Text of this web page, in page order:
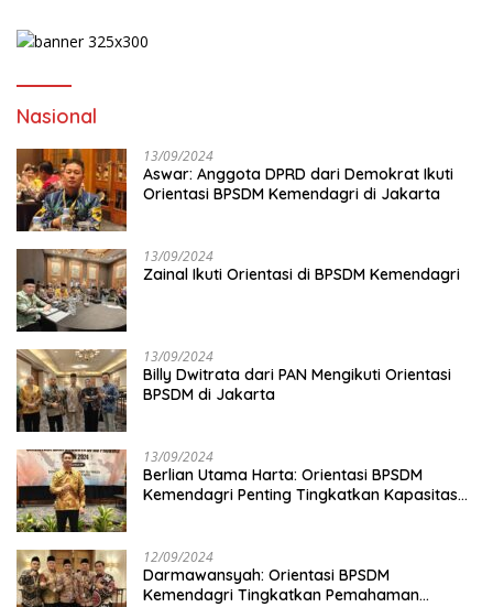
Nasional
13/09/2024
Aswar: Anggota DPRD dari Demokrat Ikuti
Orientasi BPSDM Kemendagri di Jakarta
13/09/2024
Zainal Ikuti Orientasi di BPSDM Kemendagri
13/09/2024
Billy Dwitrata dari PAN Mengikuti Orientasi
BPSDM di Jakarta
13/09/2024
Berlian Utama Harta: Orientasi BPSDM
Kemendagri Penting Tingkatkan Kapasitas
12/09/2024
Darmawansyah: Orientasi BPSDM
Kemendagri Tingkatkan Pemahaman